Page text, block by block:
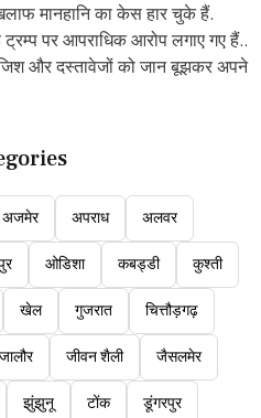
मानहानि का केस हार चुके हैं.
ट्रम्प पर आपराधिक आरोप लगाए गए हैं..
और दस्तावेजों को जान बूझकर अपने
अजमेर अपराध अलवर
ओडिशा कबड्डी कुश्ती
खेल गुजरात चित्तौड़गढ़
जालौर जीवन शैली जैसलमेर
झुंझुनू टोंक डूंगरपुर